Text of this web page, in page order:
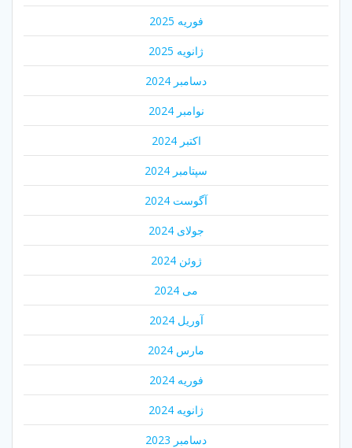
فوریه 2025
ژانویه 2025
دسامبر 2024
نوامبر 2024
اکتبر 2024
سپتامبر 2024
آگوست 2024
جولای 2024
ژوئن 2024
می 2024
آوریل 2024
مارس 2024
فوریه 2024
ژانویه 2024
دسامبر 2023